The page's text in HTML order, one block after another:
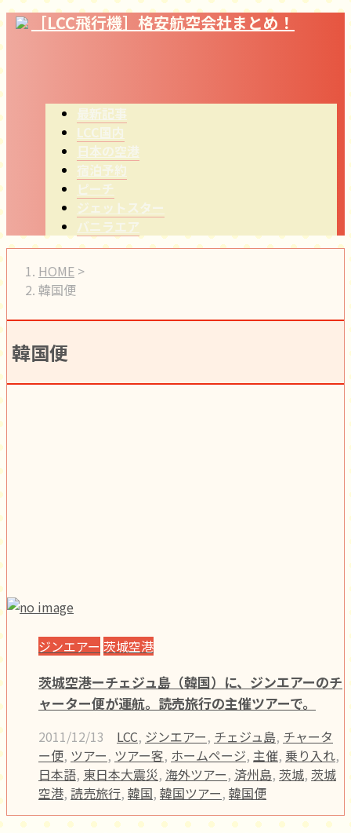
［LCC飛行機］格安航空会社まとめ！
最新記事
LCC国内
日本の空港
宿泊予約
ピーチ
ジェットスター
バニラエア
HOME >
韓国便
韓国便
ジンエアー 茨城空港
茨城空港ーチェジュ島（韓国）に、ジンエアーのチ
ャーター便が運航。読売旅行の主催ツアーで。
2011/12/13 LCC, ジンエアー, チェジュ島, チャータ
ー便, ツアー, ツアー客, ホームページ, 主催, 乗り入れ,
日本語, 東日本大震災, 海外ツアー, 済州島, 茨城, 茨城
空港, 読売旅行, 韓国, 韓国ツアー, 韓国便